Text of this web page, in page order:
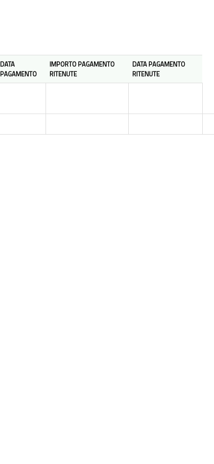
DATA
PAGAMENTO
IMPORTO PAGAMENTO
RITENUTE
DATA PAGAMENTO
RITENUTE